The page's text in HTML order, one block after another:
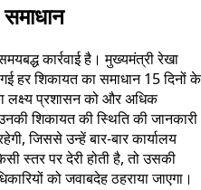
कार्रवाई है। मुख्यमंत्री रेखा
गई हर शिकायत का समाधान 15 दिनों के
लक्ष्य प्रशासन को और अधिक
शिकायत की स्थिति की जानकारी
जिससे उन्हें बार-बार कार्यालय
स्तर पर देरी होती है, तो उसकी
को जवाबदेह ठहराया जाएगा।